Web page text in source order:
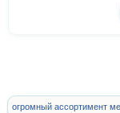
огромный ассортимент